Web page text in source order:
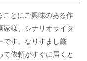
ことにご興味のある作
家様、シナリオライタ
です。なりすまし厳
依頼がすぐに届くと